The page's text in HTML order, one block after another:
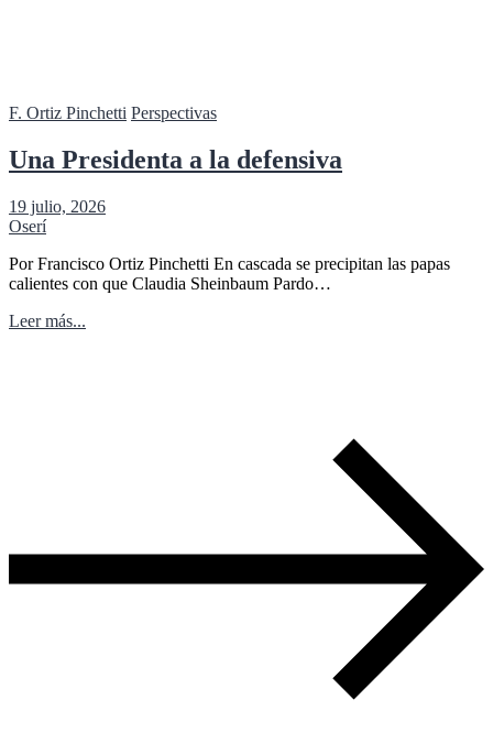
F. Ortiz Pinchetti Perspectivas
Una Presidenta a la defensiva
19 julio, 2026
Oserí
Por Francisco Ortiz Pinchetti En cascada se precipitan las papas
calientes con que Claudia Sheinbaum Pardo…
Leer más...